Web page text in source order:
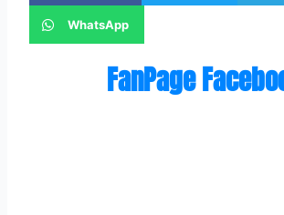
WhatsApp
FanPage